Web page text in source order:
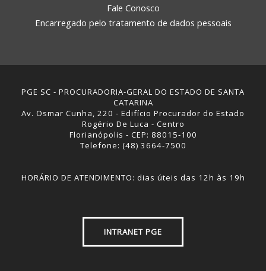
Fale Conosco
Encarregado pelo tratamento de dados pessoais
PGE SC - PROCURADORIA-GERAL DO ESTADO DE SANTA
CATARINA
Av. Osmar Cunha, 220 - Edifício Procurador do Estado
Rogério De Luca - Centro
Florianópolis - CEP: 88015-100
Telefone: (48) 3664-7500
HORÁRIO DE ATENDIMENTO: dias úteis das 12h às 19h
INTRANET PGE